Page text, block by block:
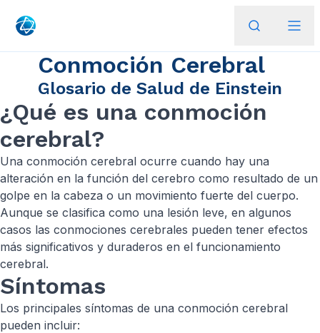
Conmoción Cerebral
Glosario de Salud de Einstein
¿Qué es una conmoción
cerebral?
Una conmoción cerebral ocurre cuando hay una
alteración en la función del cerebro como resultado de un
golpe en la cabeza o un movimiento fuerte del cuerpo.
Aunque se clasifica como una lesión leve, en algunos
casos las conmociones cerebrales pueden tener efectos
más significativos y duraderos en el funcionamiento
cerebral.
Síntomas
Los principales síntomas de una conmoción cerebral
pueden incluir: